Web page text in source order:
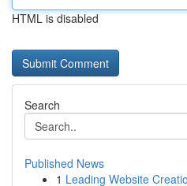
HTML is disabled
Search
Published News
1 Leading Website